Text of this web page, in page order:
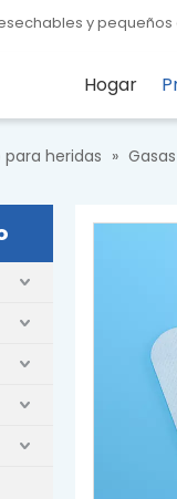
y pequeños
Hogar
para heridas »